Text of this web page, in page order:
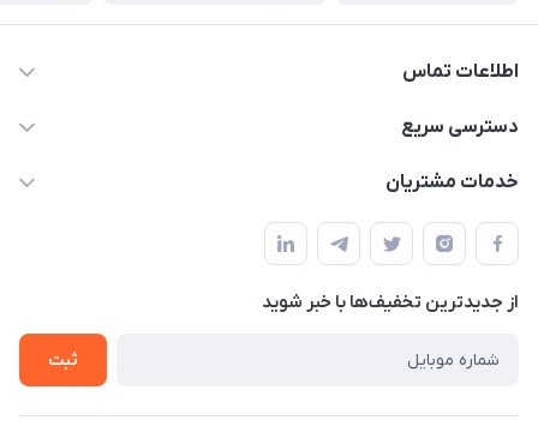
اطلاعات تماس
09124780957
دسترسی سریع
حساب کاربری
لیست محصولات
درباره ما
خدمات مشتریان
قوانین و مقررات
حریم خصوصی
راهنما
از جدید‌ترین تخفیف‌ها با‌ خبر شوید
ثبت